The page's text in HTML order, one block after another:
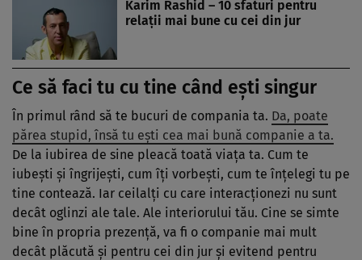
Karim Rashid – 10 sfaturi pentru
relații mai bune cu cei din jur
Ce să faci tu cu tine când ești singur
În primul rând să te bucuri de compania ta. Da, poate
părea stupid, însă tu ești cea mai bună companie a ta.
De la iubirea de sine pleacă toată viața ta. Cum te
iubești și îngrijești, cum îți vorbești, cum te înțelegi tu pe
tine contează. Iar ceilalți cu care interacționezi nu sunt
decât oglinzi ale tale. Ale interiorului tău. Cine se simte
bine în propria prezență, va fi o companie mai mult
decât plăcută și pentru cei din jur și evitend pentru